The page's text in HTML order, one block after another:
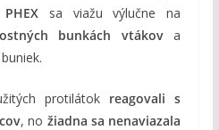
sa viažu výlučne na
bunkách vtákova
protilátok reagovali s
, no žiadna sa nenaviazala